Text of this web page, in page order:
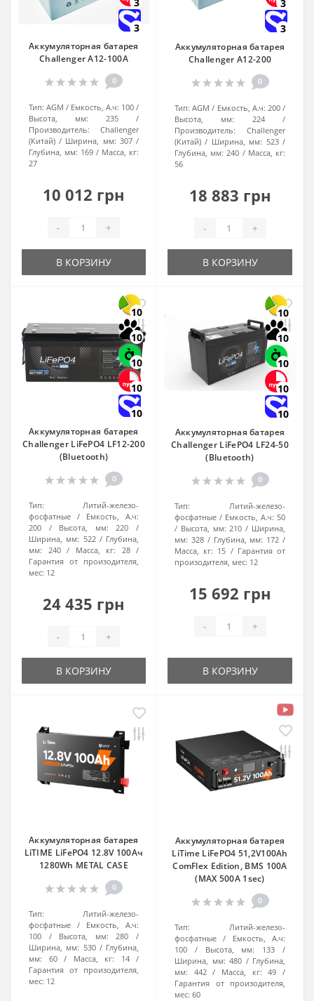
3
3
Аккумуляторная батарея
Challenger A12-100А
0
Тип: AGM Емкость, А.ч: 100
Высота, мм:
235
Производитель:
Challenger
(Китай)
Ширина, мм: 307
Глубина, мм: 169
Масса, кг:
27
10 012 грн
- +
В КОРЗИНУ
3
3
Аккумуляторная батарея
Challenger A12-200
0
Тип: AGM Емкость, А.ч: 200
Высота, мм:
224
Производитель:
Challenger
(Китай)
Ширина, мм: 523
Глубина, мм: 240
Масса, кг:
56
18 883 грн
- +
В КОРЗИНУ
10
10
10
10
10
Аккумуляторная батарея
Challenger LiFePO4 LF12-200
(Bluetooth)
0
Тип:
Литий-железо-
фосфатные
Емкость, А.ч:
200
Высота, мм:
220
Ширина, мм: 522
Глубина,
мм:
240 Масса, кг:
28
Гарантия от произодителя,
мес: 12
24 435 грн
- +
В КОРЗИНУ
10
10
10
10
10
Аккумуляторная батарея
Challenger LiFePO4 LF24-50
(Bluetooth)
0
Тип:
Литий-железо-
фосфатные
Емкость, А.ч: 50
Высота, мм: 210
Ширина,
мм: 328 Глубина, мм: 172
Масса, кг: 15
Гарантия от
произодителя, мес: 12
15 692 грн
- +
В КОРЗИНУ
Аккумуляторная батарея
LiTIME LiFePO4 12.8V 100Ач
1280Wh METAL CASE
0
Тип:
Литий-железо-
фосфатные
Емкость, А.ч:
100
Высота, мм:
280
Ширина, мм: 530
Глубина,
мм:
60 Масса, кг:
14
Гарантия от произодителя,
мес: 12
Аккумуляторная батарея
LiTimе LiFePO4 51,2V100Ah
ComFlex Edition, BMS 100A
(MAX 500A 1sec)
0
Тип:
Литий-железо-
фосфатные
Емкость, А.ч:
100
Высота, мм:
133
Ширина, мм: 480
Глубина,
мм:
442 Масса, кг:
49
Гарантия от произодителя,
мес: 60